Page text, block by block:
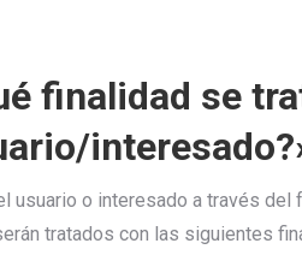
finalidad se
usuario o interesado a través del
tratados con las siguientes